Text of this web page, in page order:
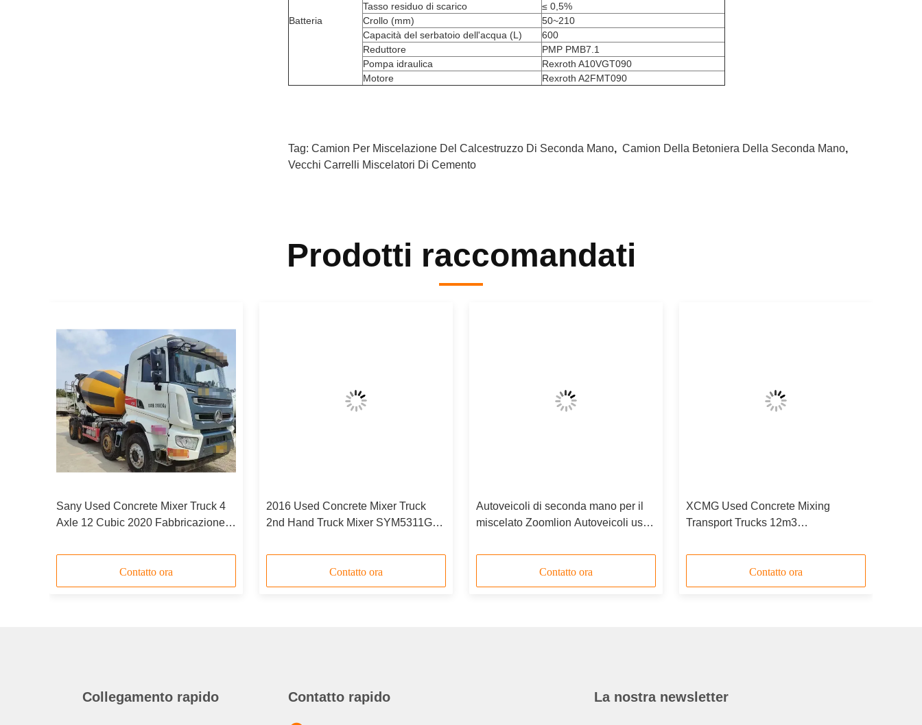
Batteria
Tasso residuo di scarico
≤ 0,5%
Crollo (mm)
50~210
Capacità del serbatoio dell'acqua (L)
600
Reduttore
PMP PMB7.1
Pompa idraulica
Rexroth A10VGT090
Motore
Rexroth A2FMT090
Tag: Camion Per Miscelazione Del Calcestruzzo Di Seconda Mano, Camion Della Betoniera Della Seconda Mano,
Vecchi Carrelli Miscelatori Di Cemento
Prodotti raccomandati
Sany Used Concrete Mixer Truck 4
Axle 12 Cubic 2020 Fabbricazione
Contatto ora
2016 Used Concrete Mixer Truck
2nd Hand Truck Mixer SYM5311GJB
Contatto ora
Autoveicoli di seconda mano per il
miscelato Zoomlion Autoveicoli usati
Contatto ora
XCMG Used Concrete Mixing
Transport Trucks 12m3
Contatto ora
Collegamento rapido Contatto rapido La nostra newsletter